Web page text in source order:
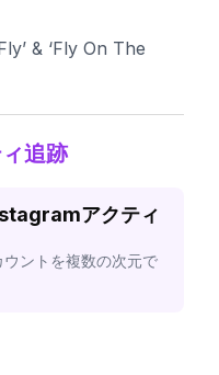
& ‘Fly On The
追跡
アクティ
ントを複数の次元で